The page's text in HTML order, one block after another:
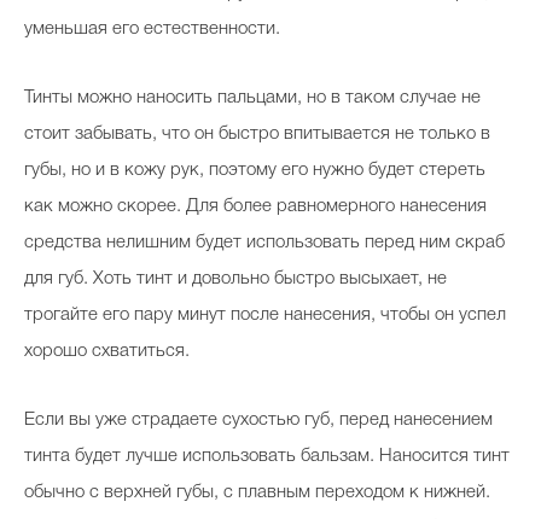
уменьшая его естественности.
Тинты можно наносить пальцами, но в таком случае не
стоит забывать, что он быстро впитывается не только в
губы, но и в кожу рук, поэтому его нужно будет стереть
как можно скорее. Для более равномерного нанесения
средства нелишним будет использовать перед ним скраб
для губ. Хоть тинт и довольно быстро высыхает, не
трогайте его пару минут после нанесения, чтобы он успел
хорошо схватиться.
Если вы уже страдаете сухостью губ, перед нанесением
тинта будет лучше использовать бальзам. Наносится тинт
обычно с верхней губы, с плавным переходом к нижней.